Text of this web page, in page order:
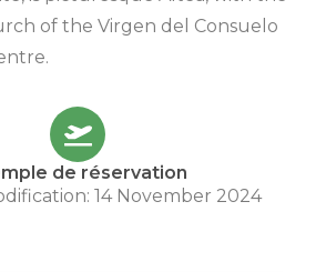
of the Virgen del Consuelo
de réservation
14 November 2024